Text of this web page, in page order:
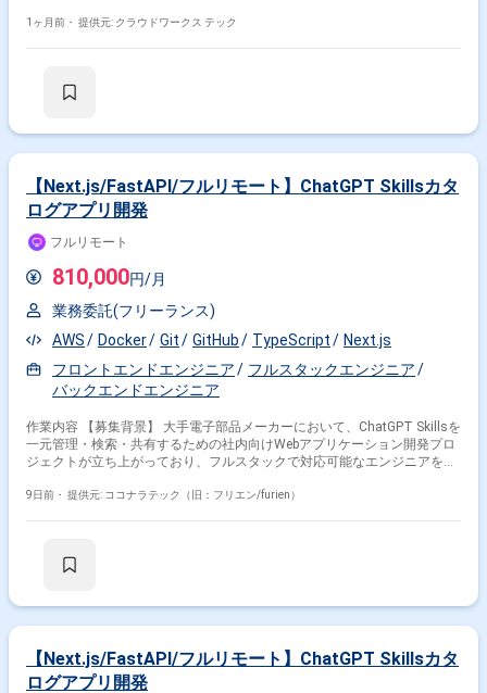
いただきます。 ■ 業務内容・担当工程 【要件定義・設計・実装】 大手銀
・プロジェクト初期段階における顧客とのコミュニケーション ■ 開発環境
者や大手メーカーでの研究開発経験者など、アカデミア知見を豊富に持つ
優秀なメンバーが多数在籍しており、最先端技術を用いた新規事業開発に
注力している企業です。 ■ プロダクトについて 大手銀行のホールセール部
門（法人営業部）における業務効率化や高度化を実現するためのAIツール
開発プロジェクトです。最先端のAI技術を金融の実業務に組み込み、大規
模なシステムとして構築・運用することを目指しています。 ■ 募集背景 ビ
ジネスの急拡大に伴い、特にDXパートナー事業部におけるエンジニアリソ
ースが不足しています。単なる開発だけでなく、顧客の課題をシステム要
件に落とし込み、最適な技術選定やアーキテクチャ設計をリードできる即
戦力の人材を募集しています。
1ヶ月前・ 提供元: クラウドワークス テック
【Next.js/FastAPI/フルリモート】ChatGPT Skillsカタ
ログアプリ開発
フルリモート
810,000円/月
業務委託(フリーランス)
AWS
Docker Git GitHub TypeScript
Next.js
フロントエンドエンジニア
フルスタックエンジニア
バックエンドエンジニア
作業内容 【募集背景】 大手電子部品メーカーにおいて、ChatGPT Skillsを
一元管理・検索・共有するための社内向けWebアプリケーション開発プロ
ジェクトが立ち上がっており、フルスタックで対応可能なエンジニアを募
計・実装を行っていただきます。 FastAPIを用いたバックエンドおよびAPI
た開発環境および実行環境の構築を行っていただきます。 AWS ECSへの
を求めております。 少人数体制の中で自ら課題を整理し、自走して開発を
推進していただける方を歓迎いたします。 チーム開発においてコミュニケ
ーションを取りながら品質向上に取り組んでいただける方を求めておりま
9日前・ 提供元: ココナラテック（旧：フリエン/furien）
【Next.js/FastAPI/フルリモート】ChatGPT Skillsカタ
ログアプリ開発
フレームワークで絞り込む
Python × Django Python × Flask
Python × フロントエンドエンジニア
Python × インフラエンジニア
Python × AIエンジニア
業界で絞り込む